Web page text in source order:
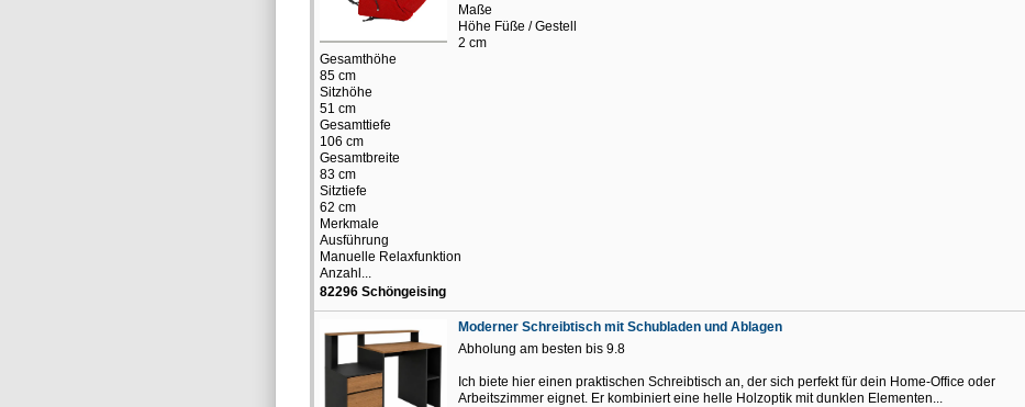
Maße
Höhe Füße / Gestell
2 cm
Gesamthöhe
85 cm
Sitzhöhe
51 cm
Gesamttiefe
106 cm
Gesamtbreite
83 cm
Sitztiefe
62 cm
Merkmale
Ausführung
Manuelle Relaxfunktion
Anzahl...
82296 Schöngeising
Moderner Schreibtisch mit Schubladen und Ablagen
Abholung am besten bis 9.8
Ich biete hier einen praktischen Schreibtisch an, der sich perfekt für dein Home-Office oder
Arbeitszimmer eignet. Er kombiniert eine helle Holzoptik mit dunklen Elementen...